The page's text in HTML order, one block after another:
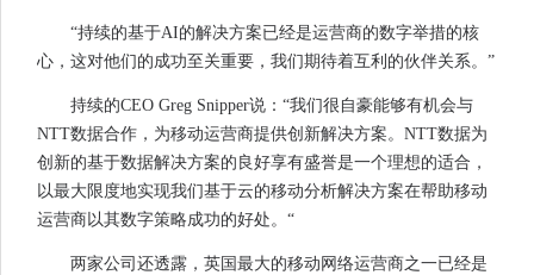
“持续的基于AI的解决方案已经是运营商的数字举措的核
心，这对他们的成功至关重要，我们期待着互利的伙伴关系。”
持续的CEO Greg Snipper说：“我们很自豪能够有机会与
NTT数据合作，为移动运营商提供创新解决方案。NTT数据为
创新的基于数据解决方案的良好享有盛誉是一个理想的适合，
以最大限度地实现我们基于云的移动分析解决方案在帮助移动
运营商以其数字策略成功的好处。“
两家公司还透露，英国最大的移动网络运营商之一已经是